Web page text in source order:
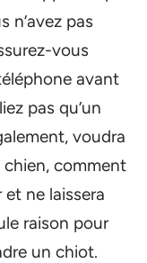
n’avez pas
vous
avant
pas qu’un
voudra
comment
ne laissera
raison pour
un chiot.